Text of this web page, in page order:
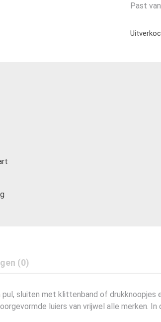
Past
(0)
sluiten met klittenband of
luiers van vrijwel alle merken.